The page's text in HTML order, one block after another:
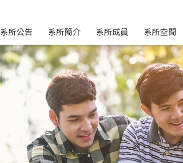
系所公告 系所簡介 系所成員 系所空間